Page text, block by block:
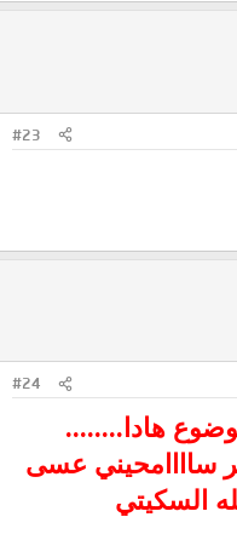
#23
#24
هادا........
ساااامحيني عسى
السكيتي